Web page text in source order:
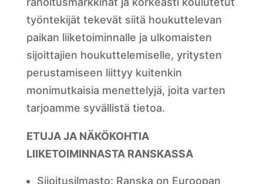
työntekijät tekevät siitä houkuttelevan
paikan liiketoiminnalle ja ulkomaisten
sijoittajien houkuttelemiselle, yritysten
perustamiseen liittyy kuitenkin
monimutkaisia menettelyjä, joita varten
tarjoamme syvällistä tietoa.
ETUJA JA NÄKÖKOHTIA
LIIKETOIMINNASTA RANSKASSA
Sijoitusilmasto: Ranska on Euroopan